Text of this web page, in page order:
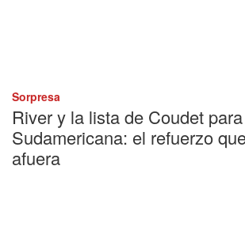
Sorpresa
River y la lista de Coudet
Sudamericana: el refuerzo
afuera